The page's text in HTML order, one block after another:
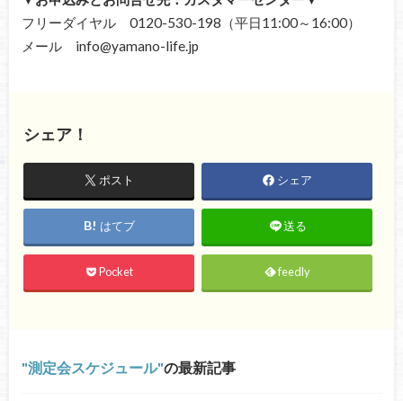
フリーダイヤル 0120-530-198（平日11:00～16:00）
メール info@yamano-life.jp
シェア！
ポスト シェア
はてブ 送る
Pocket feedly
測定会スケジュール の最新記事